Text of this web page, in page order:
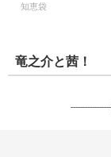
知恵袋
竜之介と茜！